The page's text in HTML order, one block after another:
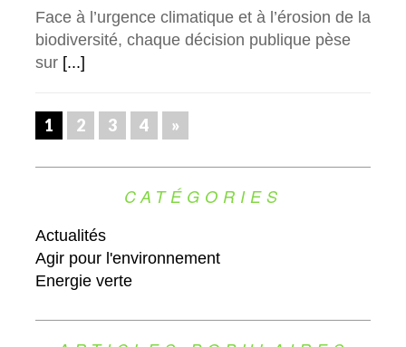
Face à l’urgence climatique et à l’érosion de la
biodiversité, chaque décision publique pèse
sur [...]
1 2 3 4 »
CATÉGORIES
Actualités
Agir pour l'environnement
Energie verte